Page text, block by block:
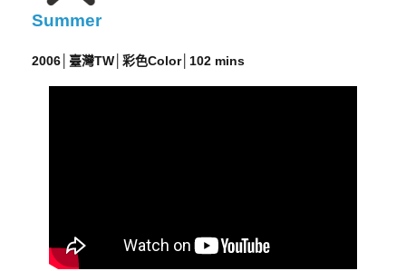
Summer
2006│臺灣TW│彩色Color│102 mins